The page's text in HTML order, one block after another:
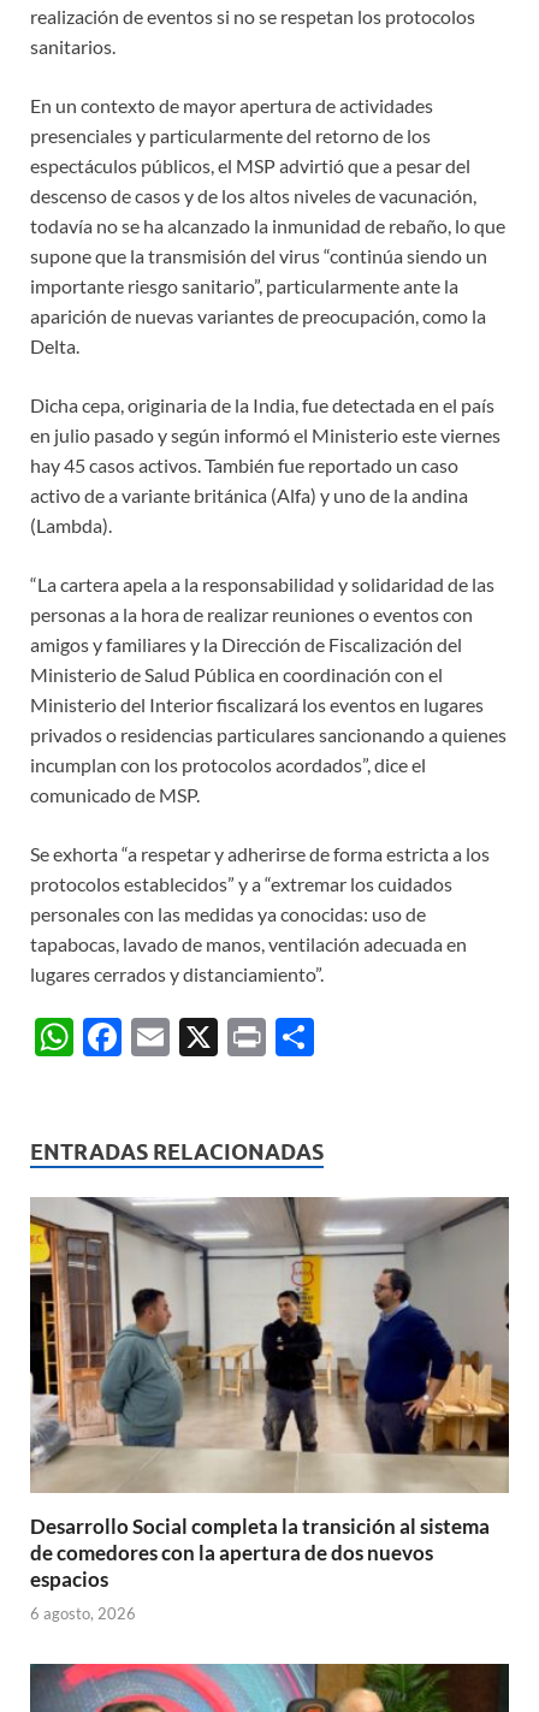
realización de eventos si no se respetan los protocolos
sanitarios.
En un contexto de mayor apertura de actividades
presenciales y particularmente del retorno de los
espectáculos públicos, el MSP advirtió que a pesar del
descenso de casos y de los altos niveles de vacunación,
todavía no se ha alcanzado la inmunidad de rebaño, lo que
supone que la transmisión del virus “continúa siendo un
importante riesgo sanitario”, particularmente ante la
aparición de nuevas variantes de preocupación, como la
Delta.
Dicha cepa, originaria de la India, fue detectada en el país
en julio pasado y según informó el Ministerio este viernes
hay 45 casos activos. También fue reportado un caso
activo de a variante británica (Alfa) y uno de la andina
(Lambda).
“La cartera apela a la responsabilidad y solidaridad de las
personas a la hora de realizar reuniones o eventos con
amigos y familiares y la Dirección de Fiscalización del
Ministerio de Salud Pública en coordinación con el
Ministerio del Interior fiscalizará los eventos en lugares
privados o residencias particulares sancionando a quienes
incumplan con los protocolos acordados”, dice el
comunicado de MSP.
Se exhorta “a respetar y adherirse de forma estricta a los
protocolos establecidos” y a “extremar los cuidados
personales con las medidas ya conocidas: uso de
tapabocas, lavado de manos, ventilación adecuada en
lugares cerrados y distanciamiento”.
W
s
A
p
p
F
b
o
o
E
X
P
p
ar
ti
r
ENTRADAS RELACIONADAS
Desarrollo Social completa la transición al sistema
de comedores con la apertura de dos nuevos
espacios
6 agosto, 2026